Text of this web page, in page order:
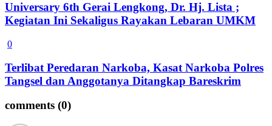
Universary 6th Gerai Lengkong, Dr. Hj. Lista ;
Kegiatan Ini Sekaligus Rayakan Lebaran UMKM
0
Terlibat Peredaran Narkoba, Kasat Narkoba Polres
Tangsel dan Anggotanya Ditangkap Bareskrim
comments (0)